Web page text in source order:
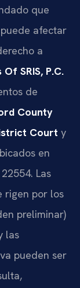
que
afectar
a
SRIS, P.C.
de
County
Court y
en
Las
rigen por los
preliminar)
las
pueden ser